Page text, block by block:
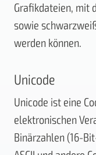
Grafikdateien, mit
sowie
werden können.
Unicode
Unicode ist eine
elektronischen
Binärzahlen (16-